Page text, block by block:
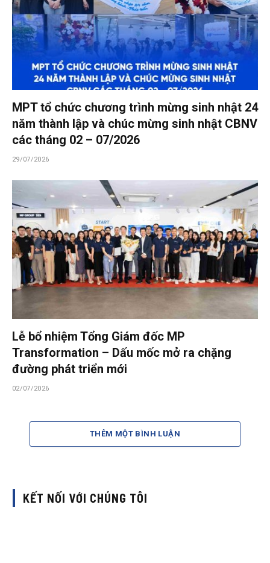
MPT tổ chức chương trình mừng sinh nhật 24
năm thành lập và chúc mừng sinh nhật CBNV
các tháng 02 – 07/2026
29/07/2026
Lễ bổ nhiệm Tổng Giám đốc MP
Transformation – Dấu mốc mở ra chặng
đường phát triển mới
02/07/2026
THÊM MỘT BÌNH LUẬN
KẾT NỐI VỚI CHÚNG TÔI